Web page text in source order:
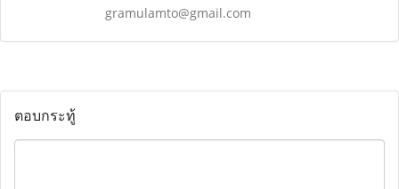
gramulamto@gmail.com
ตอบกระทู้